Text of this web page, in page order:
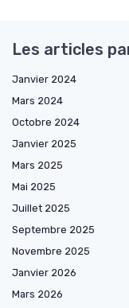
Les articles
Janvier 2024
Mars 2024
Octobre 2024
Janvier 2025
Mars 2025
Mai 2025
Juillet 2025
Septembre 2025
Novembre 2025
Janvier 2026
Mars 2026